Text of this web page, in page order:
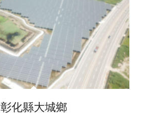
彰化縣大城鄉